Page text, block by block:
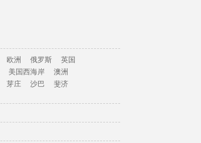
欧洲 俄罗斯
英国
美国西海岸
澳洲
芽庄 沙巴
斐济